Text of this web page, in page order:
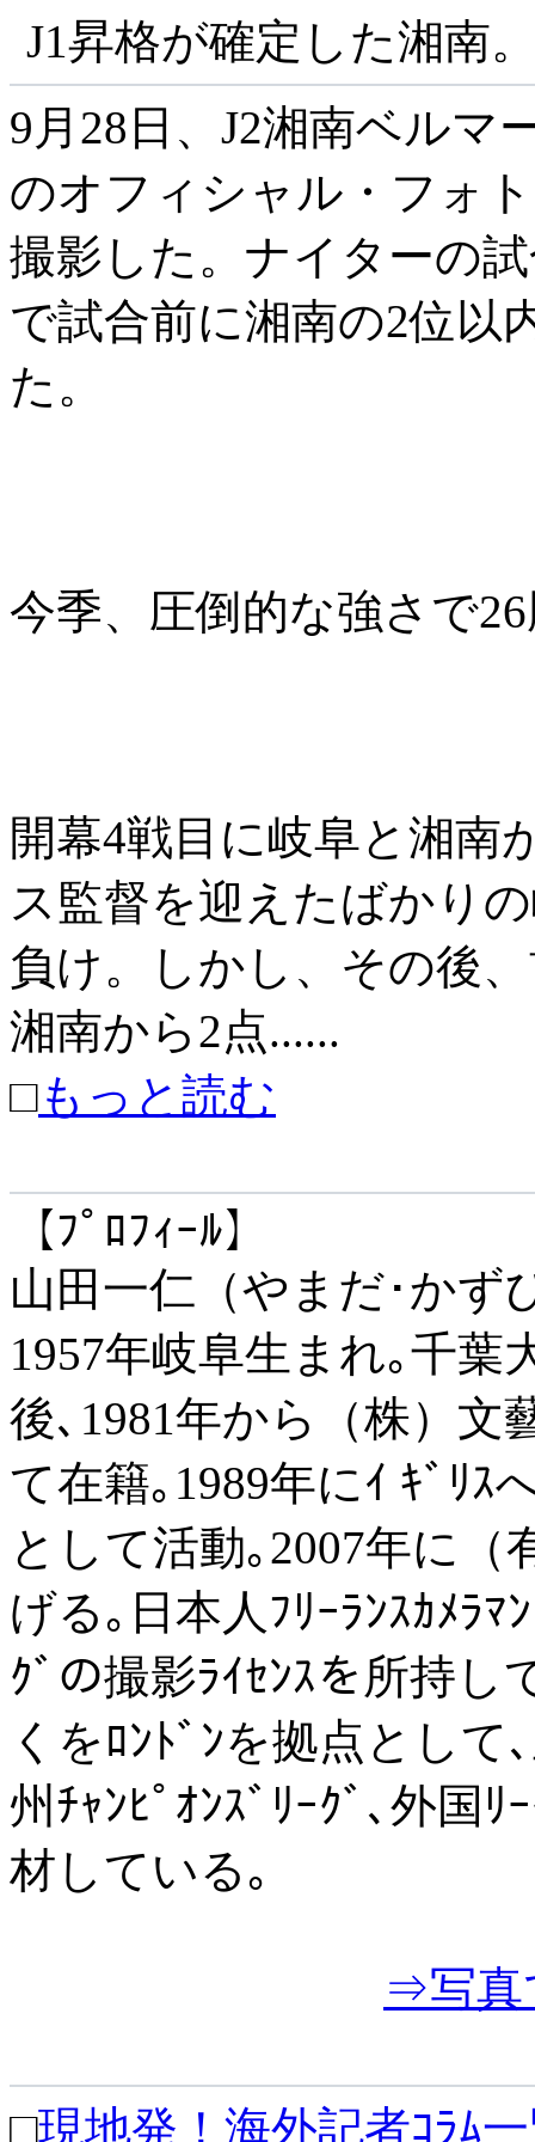
J1昇格が確定した湘南
9月28日、J2湘南ベルマ
のオフィシャル・フォ
撮影した。ナイターの
で試合前に湘南の2位以
た。
今季、圧倒的な強さで
開幕4戦目に岐阜と湘南
ス監督を迎えたばかり
負け。しかし、その後
湘南から2点......
□もっと読む
【ﾌﾟﾛﾌｨｰﾙ】
山田一仁（やまだ･かず
1957年岐阜生まれ｡千葉
後､1981年から（株）文
て在籍｡1989年にｲ ｷﾞﾘｽ
として活動｡2007年に（
げる｡日本人ﾌﾘｰﾗﾝｽｶﾒﾗﾏ
ｸﾞの撮影ﾗｲｾﾝｽを所持し
くをﾛﾝﾄﾞﾝを拠点として
州ﾁｬﾝﾋﾟｵﾝｽﾞﾘｰｸﾞ､外国
材している｡
⇒写真
□現地発！海外記者ｺﾗﾑ